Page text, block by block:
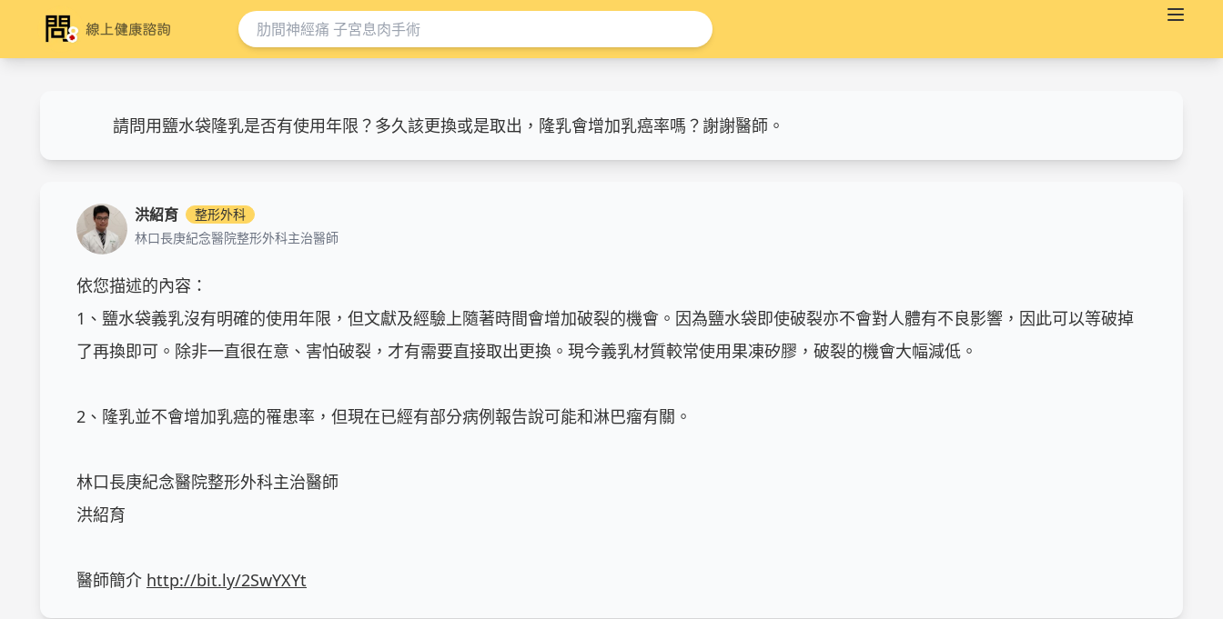
請問用鹽水袋隆乳是否有使用年限？多久該更換或是取出，隆乳會增加乳癌率嗎？謝謝醫師。
洪紹育
整形外科
林口長庚紀念醫院整形外科主治醫師
依您描述的內容：
1、鹽水袋義乳沒有明確的使用年限，但文獻及經驗上隨著時間會增加破裂的機會。因為鹽水袋即使破裂亦不會對人體有不良影響，因此可以等破掉
了再換即可。除非一直很在意、害怕破裂，才有需要直接取出更換。現今義乳材質較常使用果凍矽膠，破裂的機會大幅減低。
2、隆乳並不會增加乳癌的罹患率，但現在已經有部分病例報告說可能和淋巴瘤有關。
林口長庚紀念醫院整形外科主治醫師
洪紹育
醫師簡介 http://bit.ly/2SwYXYt